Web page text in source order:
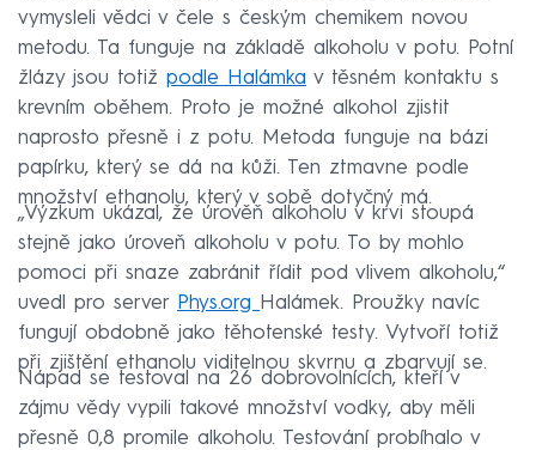
vymysleli vědci v čele s českým chemikem novou
metodu. Ta funguje na základě alkoholu v potu. Potní
žlázy jsou totiž podle Halámka v těsném kontaktu s
krevním oběhem. Proto je možné alkohol zjistit
naprosto přesně i z potu. Metoda funguje na bázi
papírku, který se dá na kůži. Ten ztmavne podle
množství ethanolu, který v sobě dotyčný má.
„Výzkum ukázal, že úrověň alkoholu v krvi stoupá
stejně jako úroveň alkoholu v potu. To by mohlo
pomoci při snaze zabránit řídit pod vlivem alkoholu,“
uvedl pro server Phys.org
Halámek. Proužky navíc
fungují obdobně jako těhotenské testy. Vytvoří totiž
při zjištění ethanolu viditelnou skvrnu a zbarvují se.
Nápad se testoval na 26 dobrovolnících, kteří v
zájmu vědy vypili takové množství vodky, aby měli
přesně 0,8 promile alkoholu. Testování probíhalo v